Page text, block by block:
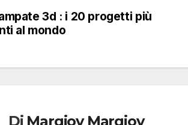
3d : i 20 progetti più
al mondo
Di Margiov Margiov